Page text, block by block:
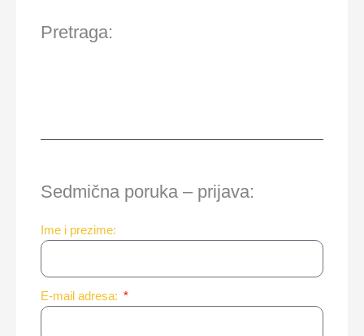
Pretraga:
Sedmična poruka – prijava:
Ime i prezime:
E-mail adresa: